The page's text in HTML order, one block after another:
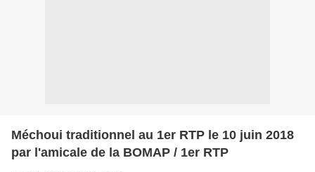
Méchoui traditionnel au 1er RTP le 10 juin 2018
par l'amicale de la BOMAP / 1er RTP